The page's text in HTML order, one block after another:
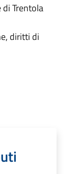
Trentola
diritti di